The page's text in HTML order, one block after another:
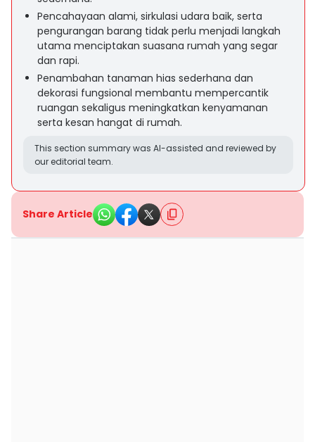
Pencahayaan alami, sirkulasi udara baik, serta
pengurangan barang tidak perlu menjadi langkah
utama menciptakan suasana rumah yang segar
dan rapi.
Penambahan tanaman hias sederhana dan
dekorasi fungsional membantu mempercantik
ruangan sekaligus meningkatkan kenyamanan
serta kesan hangat di rumah.
This section summary was AI-assisted and reviewed by
our editorial team.
Share Article